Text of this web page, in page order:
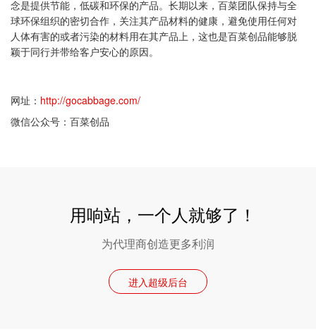
念是提供节能，低碳和环保的产品。长期以来，百菜团队保持与全
球环保组织的密切合作，关注其产品材料的健康，避免使用任何对
人体有害的或者污染的材料用在其产品上，这也是百菜创品能够脱
颖于同行并带给客户安心的原因。
网址： http://gocabbage.com/
微信公众号：百菜创品
用响站，一个人就够了！
为代理商创造更多利润
进入超级后台